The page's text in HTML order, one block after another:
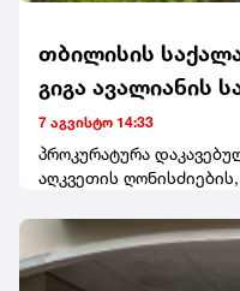
თბილისის
გიგა ავალიანის
ორი
პროცესი
სხდომაზე მათ
ღონისძიების
7 აგვისტო 14:33
პროკურატურა
აღკვეთის
ოჯახის წევრები
ჟურნალისტებთან
ანასტასია ბერუაშვილი